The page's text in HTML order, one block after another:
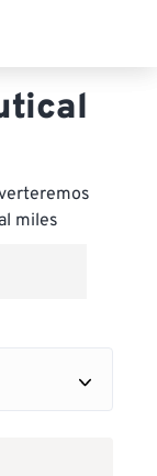
miles